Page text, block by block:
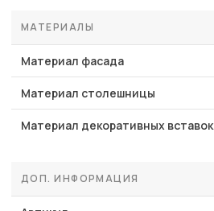
МАТЕРИАЛЫ
Материал фасада
Материал столешницы
Материал декоративных вставок
ДОП. ИНФОРМАЦИЯ